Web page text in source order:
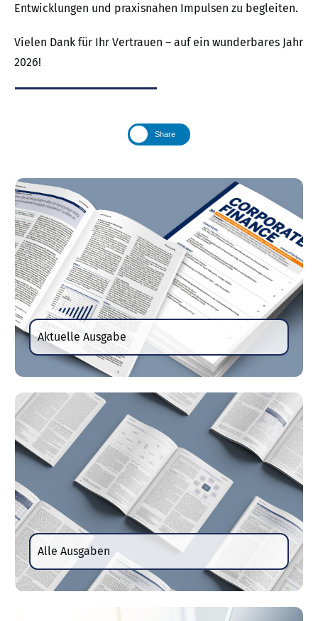
Entwicklungen und praxisnahen Impulsen zu begleiten.
Vielen Dank für Ihr Vertrauen – auf ein wunderbares Jahr
2026!
Share
Aktuelle Ausgabe
Alle Ausgaben